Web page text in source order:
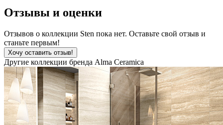
Отзывы и оценки
Отзывов о коллекции Sten пока нет. Оставьте свой отзыв и
станьте первым!
Хочу оставить отзыв!
Другие коллекции бренда Alma Ceramica